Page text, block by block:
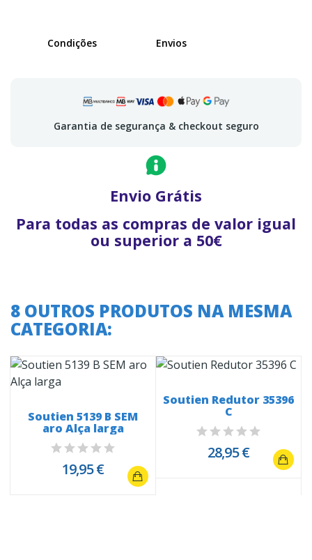
Condições Envios
Garantia de segurança & checkout seguro
Envio Grátis
Para todas as compras de valor igual
ou superior a 50€
8 OUTROS PRODUTOS NA MESMA
CATEGORIA:
Soutien 5139 B SEM
aro Alça larga
19,95 €
Soutien Redutor 35396
C
28,95 €